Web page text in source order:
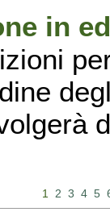
in
1 2 3 4 5